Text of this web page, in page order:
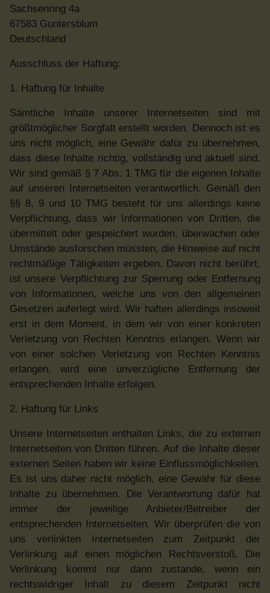
Sachsenring 4a
67583 Guntersblum
Deutschland
Ausschluss der Haftung:
1. Haftung für Inhalte
Sämtliche Inhalte unserer Internetseiten sind mit
größtmöglicher Sorgfalt erstellt worden. Dennoch ist es
uns nicht möglich, eine Gewähr dafür zu übernehmen,
dass diese Inhalte richtig, vollständig und aktuell sind.
Wir sind gemäß § 7 Abs. 1 TMG für die eigenen Inhalte
auf unseren Internetseiten verantwortlich. Gemäß den
§§ 8, 9 und 10 TMG besteht für uns allerdings keine
Verpflichtung, dass wir Informationen von Dritten, die
übermittelt oder gespeichert wurden, überwachen oder
Umstände ausforschen müssten, die Hinweise auf nicht
rechtmäßige Tätigkeiten ergeben. Davon nicht berührt,
ist unsere Verpflichtung zur Sperrung oder Entfernung
von Informationen, welche uns von den allgemeinen
Gesetzen auferlegt wird. Wir haften allerdings insoweit
erst in dem Moment, in dem wir von einer konkreten
Verletzung von Rechten Kenntnis erlangen. Wenn wir
von einer solchen Verletzung von Rechten Kenntnis
erlangen, wird eine unverzügliche Entfernung der
entsprechenden Inhalte erfolgen.
2. Haftung für Links
Unsere Internetseiten enthalten Links, die zu externen
Internetseiten von Dritten führen. Auf die Inhalte dieser
externen Seiten haben wir keine Einflussmöglichkeiten.
Es ist uns daher nicht möglich, eine Gewähr für diese
Inhalte zu übernehmen. Die Verantwortung dafür hat
immer der jeweilige Anbieter/Betreiber der
entsprechenden Internetseiten. Wir überprüfen die von
uns verlinkten Internetseiten zum Zeitpunkt der
Verlinkung auf einen möglichen Rechtsverstoß. Die
Verlinkung kommt nur dann zustande, wenn ein
rechtswidriger Inhalt zu diesem Zeitpunkt nicht